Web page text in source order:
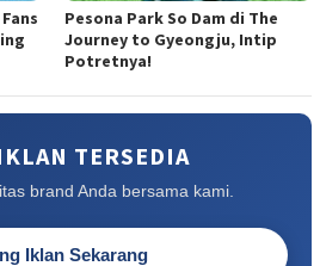
Pesona Park So Dam di The
Journey to Gyeongju, Intip
Potretnya!
TERSEDIA
brand Anda bersama kami.
Iklan Sekarang